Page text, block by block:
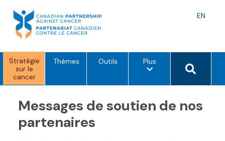
content
EN
Stratégie
sur le
cancer
Thèmes Outils Pluso
i
s
Search
Messages de soutien de nos
partenaires